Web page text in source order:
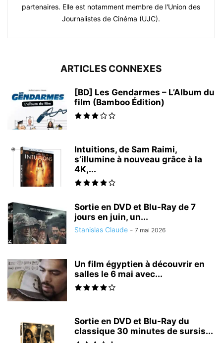
partenaires. Elle est notamment membre de l'Union des
Journalistes de Cinéma (UJC).
ARTICLES CONNEXES
[BD] Les Gendarmes – L’Album du
film (Bamboo Édition)
Intuitions, de Sam Raimi,
s’illumine à nouveau grâce à la
4K,...
Sortie en DVD et Blu-Ray de 7
jours en juin, un...
Stanislas Claude - 7 mai 2026
Un film égyptien à découvrir en
salles le 6 mai avec...
Sortie en DVD et Blu-Ray du
classique 30 minutes de sursis...